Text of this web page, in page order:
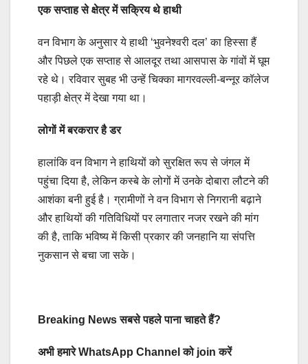
एक सप्ताह से क्षेत्र में सक्रिय थे हाथी
वन विभाग के अनुसार ये हाथी ‘भुवनेश्वरी दल’ का हिस्सा हैं
और पिछले एक सप्ताह से आलदूर तथा आसपास के गांवों में घूम
रहे थे। रविवार सुबह भी उन्हें चिक्का मागरवल्ली-बन्नूर कॉलेज
पहाड़ी क्षेत्र में देखा गया था।
लोगों में बरकरार है डर
हालांकि वन विभाग ने हाथियों को सुरक्षित रूप से जंगल में
पहुंचा दिया है, लेकिन कस्बे के लोगों में उनके दोबारा लौटने की
आशंका बनी हुई है। ग्रामीणों ने वन विभाग से निगरानी बढ़ाने
और हाथियों की गतिविधियों पर लगातार नजर रखने की मांग
की है, ताकि भविष्य में किसी प्रकार की जनहानि या संपत्ति
नुकसान से बचा जा सके।
Breaking News सबसे पहले पाना चाहते हैं?
अभी हमारे WhatsApp Channel को join करें